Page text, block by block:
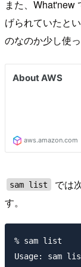
また、What'new
げられていたと
のなのか少し使
sam list
では
す。
% sam list
Usage: sam list